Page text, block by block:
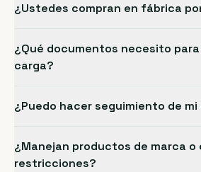
¿Ustedes compran en fábrica
¿Qué documentos necesito
carga?
¿Puedo hacer seguimiento de
¿Manejan productos de marca o
restricciones?